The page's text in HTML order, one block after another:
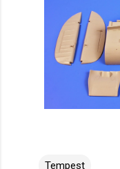
Tempest